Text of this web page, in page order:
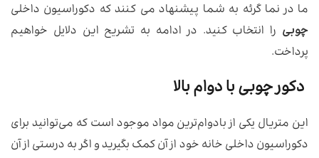
ما در نما گرئه به شما پیشنهاد می کنند که دکوراسیون داخلی
چوبی را انتخاب کنید. در ادامه به تشریح این دلایل خواهیم
پرداخت.
دکور چوبی با دوام بالا
این متریال یکی از بادوام‌ترین مواد موجود است که می‌توانید برای
دکوراسیون داخلی خانه خود از آن کمک بگیرید و اگر به درستی از آن